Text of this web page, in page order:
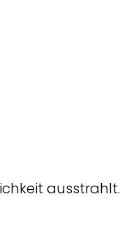
ausstrahlt.